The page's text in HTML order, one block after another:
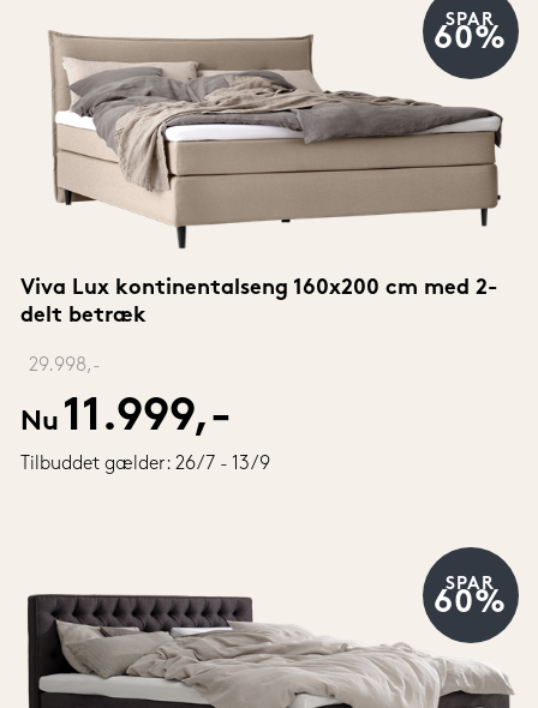
Viva Lux kontinentalseng 160x200 cm med 2-
delt betræk
29.998,-
Nu 11.999,-
Tilbuddet gælder: 26/7 - 13/9
SPAR
60%
SPAR
60%